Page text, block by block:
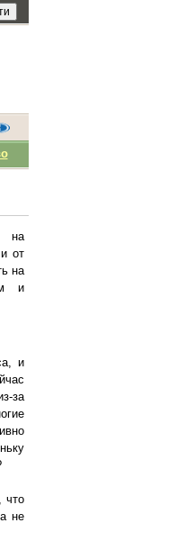
на
от
на
и
и
за
что
не